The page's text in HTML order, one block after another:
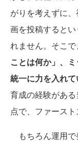
がりを考えずに
画を投稿すると
れません。そこで
ことは何か」、
統一に力を入れ
育成の経験があ
点で、ファース
もちろん運用で